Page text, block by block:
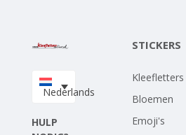
Upload je eigen ontwerp
Nederlands
HULP
STICKERS
Kleefletters
Bloemen
Emoji's